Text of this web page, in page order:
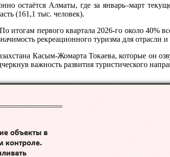
остаётся Алматы, где за январь–март
(161,1 тыс. человек).
итогам первого квартала 2026-го около
рекреационного туризма для отрасли
Касым-Жомарта Токаева, которые он
важность развития туристического